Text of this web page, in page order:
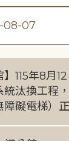
08-07
】115年8月
統汰換工程
障礙電梯）